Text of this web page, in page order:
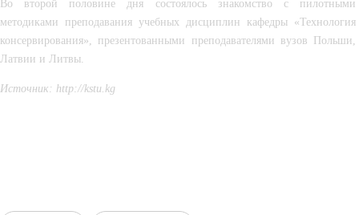
Во второй половине дня состоялось знакомство с пилотными
методиками преподавания учебных дисциплин кафедры «Технология
консервирования», презентованными преподавателями вузов Польши,
Латвии и Литвы.
Источник: http://kstu.kg